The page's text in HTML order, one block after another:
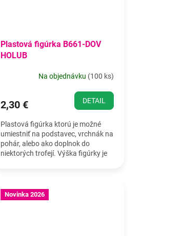
Plastová figúrka B661-DOV
HOLUB
Na objednávku (100 ks)
2,30 € DETAIL
Plastová figúrka ktorú je možné
umiestniť na podstavec, vrchnák na
pohár, alebo ako doplnok do
niektorých trofejí. Výška figúrky je
Novinka 2026